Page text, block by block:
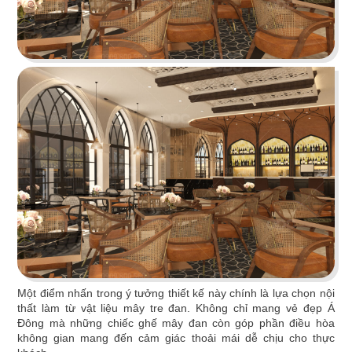
HOÀNG TÂM
Phong cách Indochine lấy thiên nhiên làm điểm
nhấn tái hiện nét văn hóa Đông và Tây
Chi tiết
Một điểm nhấn trong ý tưởng thiết kế này chính là lựa chọn nội
thất làm từ vật liệu mây tre đan. Không chỉ mang vẻ đẹp Á
Đông mà những chiếc ghế mây đan còn góp phần điều hòa
không gian mang đến cảm giác thoải mái dễ chịu cho thực